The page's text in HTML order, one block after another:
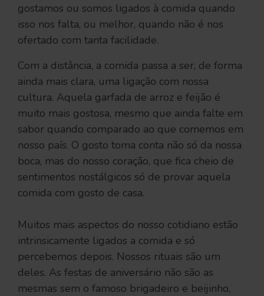
gostamos ou somos ligados à comida quando
isso nos falta, ou melhor, quando não é nos
ofertado com tanta facilidade.
Com a distância, a comida passa a ser, de forma
ainda mais clara, uma ligação com nossa
cultura. Aquela garfada de arroz e feijão é
muito mais gostosa, mesmo que ainda falte em
sabor quando comparado ao que comemos em
nosso país. O gosto toma conta não só da nossa
boca, mas do nosso coração, que fica cheio de
sentimentos nostálgicos só de provar aquela
comida com gosto de casa.
Muitos mais aspectos do nosso cotidiano estão
intrinsicamente ligados a comida e só
percebemos depois. Nossos rituais são um
deles. As festas de aniversário não são as
mesmas sem o famoso brigadeiro e beijinho,